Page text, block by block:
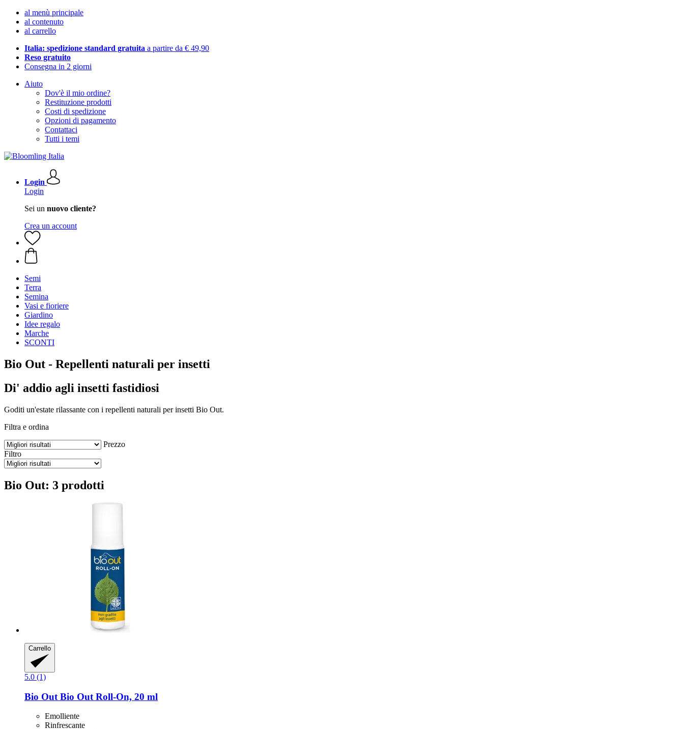
al menù principale
al contenuto
al carrello
Italia: spedizione standard gratuita a partire da € 49,90
Reso gratuito
Consegna in 2 giorni
Aiuto
Dov'è il mio ordine?
Restituzione prodotti
Costi di spedizione
Opzioni di pagamento
Contattaci
Tutti i temi
Login
Login
Sei un nuovo cliente?
Crea un account
Semi
Terra
Semina
Vasi e fioriere
Giardino
Idee regalo
Marche
SCONTI
Bio Out - Repellenti naturali per insetti
Di' addio agli insetti fastidiosi
Goditi un'estate rilassante con i repellenti naturali per insetti Bio Out.
Filtra e ordina
Prezzo
Filtro
Bio Out: 3 prodotti
Carrello
5.0 (1)
Bio Out Bio Out Roll-​On, 20 ml
Emolliente
Rinfrescante